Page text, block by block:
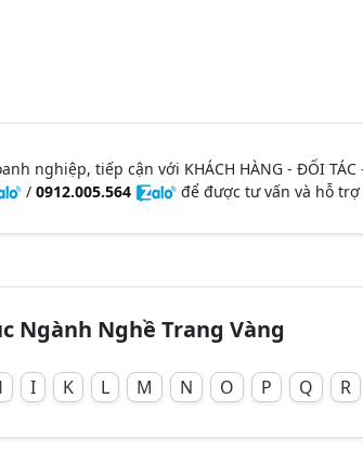
nghiệp, tiếp cận với KHÁCH HÀNG - ĐỐI TÁC
/ 0912.005.564 để được tư vấn và hỗ trợ
Ngành Nghề Trang Vàng
I K L M N O P Q R